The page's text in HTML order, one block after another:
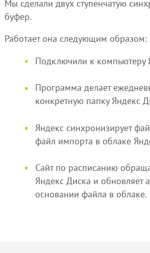
Мы сделали двух ступенчатую
буфер.
Работает она следующим образом:
Подключили к компьютеру
Программа делает
конкретную папку Яндекс
Яндекс синхронизирует
файл импорта в облаке
Сайт по расписанию
Яндекс Диска и обновляет
основании файла в облаке.